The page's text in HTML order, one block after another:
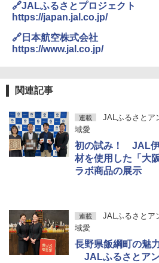
ポインターライト
USB充電式 高精
可能 安全ロック
ゴムボート 空気
保護 日光可読lcd
￥7,299
🔗JALふるさとプロジェクト
https://japan.jal.co.jp/
🔗日本航空株式会社
https://www.jal.co.jp/
関連記事
連載
JALふるさとア
域愛
初の試み！ JAL伊
材を使用した「大
ラボ商品の展示
連載
JALふるさとア
域愛
長野県飯綱町の魅
JALふるさとア